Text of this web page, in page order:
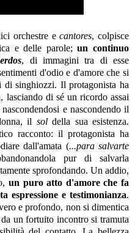
orchestre ecantores, colpisce
e delle parole;un continuo
, di immagini tra di esse
d'odio e d'amore che si
di singhiozzi. Il protagonista ha
lasciando di sé un ricordo assai
e nascondendo il
il soldella sua esistenza.
racconto: il protagonista ha
dall'amata (...para salvarte
pur di salvarla
sprofondando. Un addio,
un puro atto d'amore che fa
e testimonianza.
e profondo, non si dimentica
un fortuito incontro si tramuta